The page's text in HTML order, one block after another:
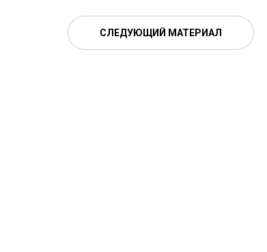
СЛЕДУЮЩИЙ МАТЕРИАЛ